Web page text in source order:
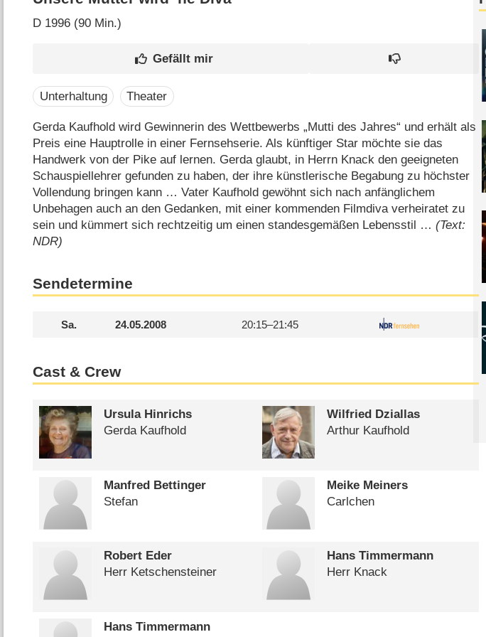
D 1996 (90 Min.)
Unterhaltung Theater
Gerda Kaufhold wird Gewinnerin des Wettbewerbs „Mutti des Jahres“ und erhält als
Preis eine Hauptrolle in einer Fernsehserie. Als künftiger Star möchte sie das
Handwerk von der Pike auf lernen. Gerda glaubt, in Herrn Knack den geeigneten
Schauspiellehrer gefunden zu haben, der ihre künstlerische Begabung zu höchster
Vollendung bringen kann … Vater Kaufhold gewöhnt sich nach anfänglichem
Unbehagen auch an den Gedanken, mit einer kommenden Filmdiva verheiratet zu
sein und kümmert sich rechtzeitig um einen standesgemäßen Lebensstil …(Text:
NDR)
Sendetermine
Sa. 24.05.2008 20:15–21:45
Cast & Crew
Ursula Hinrichs
Gerda Kaufhold
Wilfried Dziallas
Arthur Kaufhold
Manfred Bettinger
Stefan
Meike Meiners
Carlchen
Robert Eder
Herr Ketschensteiner
Hans Timmermann
Herr Knack
Hans Timmermann